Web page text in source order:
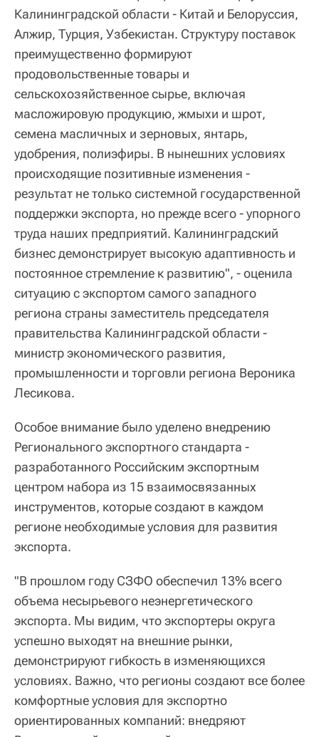
Калининградской области - Китай и Белоруссия,
Алжир, Турция, Узбекистан. Структуру поставок
преимущественно формируют
продовольственные товары и
сельскохозяйственное сырье, включая
масложировую продукцию, жмыхи и шрот,
семена масличных и зерновых, янтарь,
удобрения, полиэфиры. В нынешних условиях
происходящие позитивные изменения -
результат не только системной государственной
поддержки экспорта, но прежде всего - упорного
труда наших предприятий. Калининградский
бизнес демонстрирует высокую адаптивность и
постоянное стремление к развитию", - оценила
ситуацию с экспортом самого западного
региона страны заместитель председателя
правительства Калининградской области -
министр экономического развития,
промышленности и торговли региона Вероника
Лесикова.
Особое внимание было уделено внедрению
Регионального экспортного стандарта -
разработанного Российским экспортным
центром набора из 15 взаимосвязанных
инструментов, которые создают в каждом
регионе необходимые условия для развития
экспорта.
"В прошлом году СЗФО обеспечил 13% всего
объема несырьевого неэнергетического
экспорта. Мы видим, что экспортеры округа
успешно выходят на внешние рынки,
демонстрируют гибкость в изменяющихся
условиях. Важно, что регионы создают все более
комфортные условия для экспортно
ориентированных компаний: внедряют